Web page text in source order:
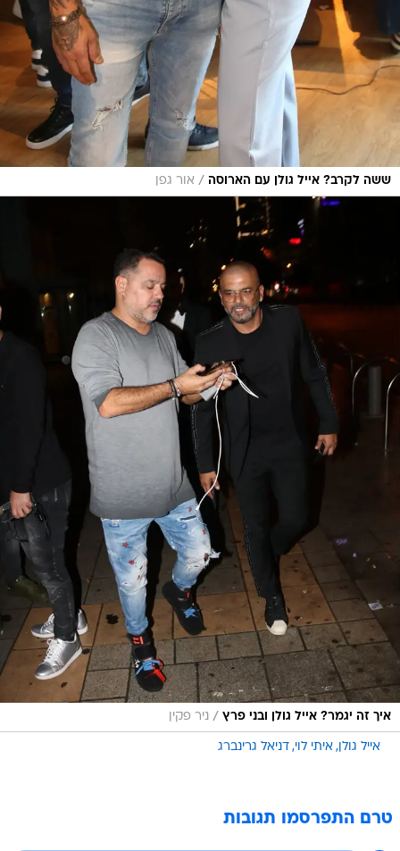
ששה לקרב? אייל גולן עם הארוסה / אור גפן
איך זה יגמר? אייל גולן ובני פרץ / ניר פקין
אייל גולן איתי לוי דניאל גרינברג
טרם התפרסמו תגובות